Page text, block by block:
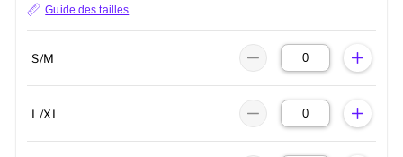
Guide des tailles
S/M
L/XL